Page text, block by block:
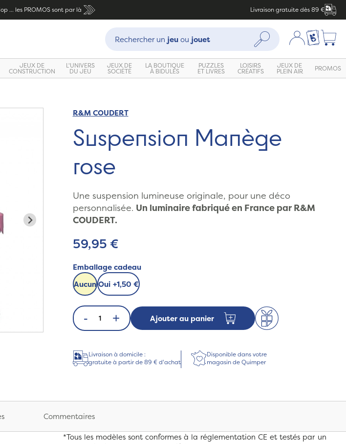
... les PROMOS sont par là Livraison gratuite dès 89 €
Recherche :
Rechercher un jeuou jouet Rechercher Mon compte
Ma liste
JEUX DE
CONSTRUCTION
L'UNIVERS
DU JEU
JEUX DE
SOCIÉTÉ
LA BOUTIQUE
À BIDULES
PUZZLES
ET LIVRES
LOISIRS
CRÉATIFS
JEUX DE
PLEIN AIR PROMOS
R&M COUDERT
Suspension Manège
rose
Une suspension lumineuse originale, pour une déco
personnalisée. Un luminaire fabriqué en France par R&M
COUDERT.
59,95 €
Emballage cadeau
AucunOui +1,50 €
- + Ajouter au panier
Livraison à domicile :
gratuite à partir de 89 € d'achat
Disponible dans votre
magasin de Quimper
Commentaires
*Tous les modèles sont conformes à la réglementation CE et testés par un